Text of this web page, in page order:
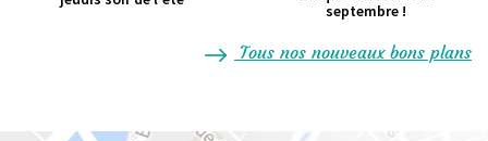
septembre !
Tous nos nouveaux bons plans